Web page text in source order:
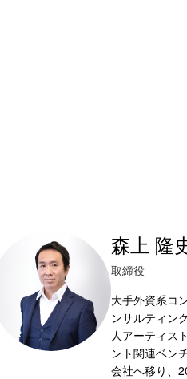
森上 隆
取締役
大手外資系コ
ンサルティン
人アーティス
ント関連ベン
会社へ移り、